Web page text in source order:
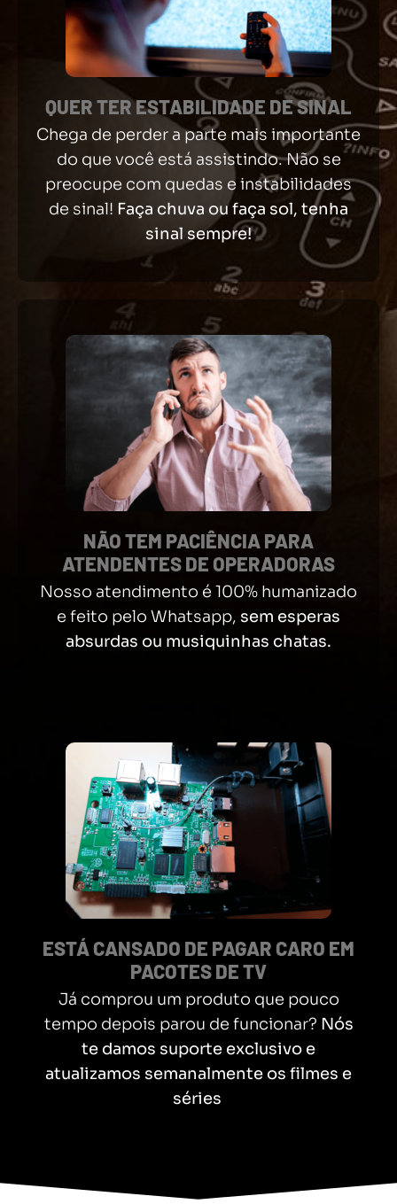
QUER TER ESTABILIDADE DE SINAL
Chega de perder a parte mais importante
do que você está assistindo. Não se
preocupe com quedas e instabilidades
de sinal! Faça chuva ou faça sol, tenha
sinal sempre!
NÃO TEM PACIÊNCIA PARA
ATENDENTES DE OPERADORAS
Nosso atendimento é 100% humanizado
e feito pelo Whatsapp, sem esperas
absurdas ou musiquinhas chatas.
ESTÁ CANSADO DE PAGAR CARO EM
PACOTES DE TV
Já comprou um produto que pouco
tempo depois parou de funcionar? Nós
te damos suporte exclusivo e
atualizamos semanalmente os filmes e
séries